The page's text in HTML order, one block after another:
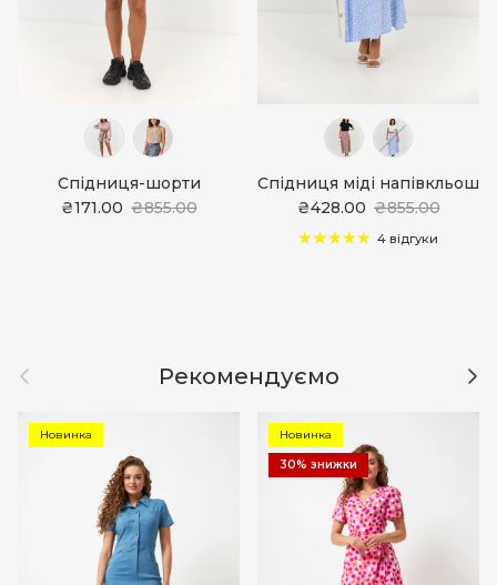
Спідниця-шорти
₴171.00 ₴855.00
Спідниця міді напівкльош
₴428.00 ₴855.00
4 відгуки
Назад Рекомендуємо
Новинка Новинка
30% знижки